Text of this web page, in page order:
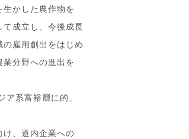
かした農作物を
成立し、今後成長
雇用創出をはじめ
分野への進出を
ア系富裕層に的」
、道内企業への